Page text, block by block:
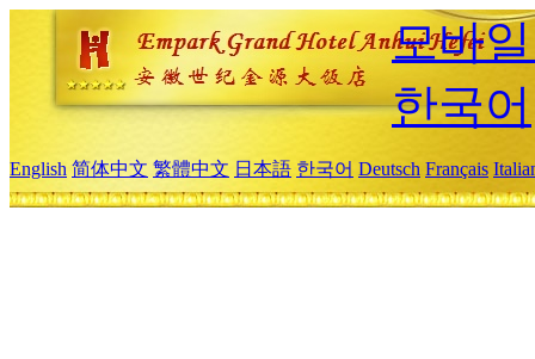
모바
한국어
English 简体中文 繁體中文 日本語 한국어 Deutsch Français